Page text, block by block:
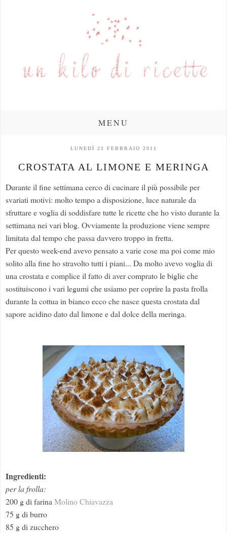
MENU
LUNEDÌ 21 FEBBRAIO 2011
CROSTATA AL LIMONE E MERINGA
Durante il fine settimana cerco di cucinare il più possibile per
svariati motivi: molto tempo a disposizione, luce naturale da
sfruttare e voglia di soddisfare tutte le ricette che ho visto durante la
settimana nei vari blog. Ovviamente la produzione viene sempre
limitata dal tempo che passa davvero troppo in fretta.
Per questo week-end avevo pensato a varie cose ma poi come mio
solito alla fine ho stravolto tutti i piani... Da molto avevo voglia di
una crostata e complice il fatto di aver comprato le biglie che
sostituiscono i vari legumi che usiamo per coprire la pasta frolla
durante la cottua in bianco ecco che nasce questa crostata dal
sapore acidino dato dal limone e dal dolce della meringa.
Ingredienti:
per la frolla:
200 g di farinaMolino Chiavazza
75 g di burro
85 g di zucchero